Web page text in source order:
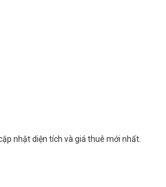
nhật diện tích và giá thuê mới nhất.